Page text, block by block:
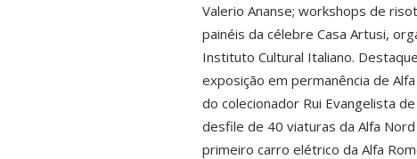
Valerio Ananse; workshops de
painéis da célebre Casa Artusi,
Instituto Cultural Italiano.
exposição em permanência de
do colecionador Rui Evangelista
desfile de 40 viaturas da Alfa
primeiro carro elétrico da Alfa